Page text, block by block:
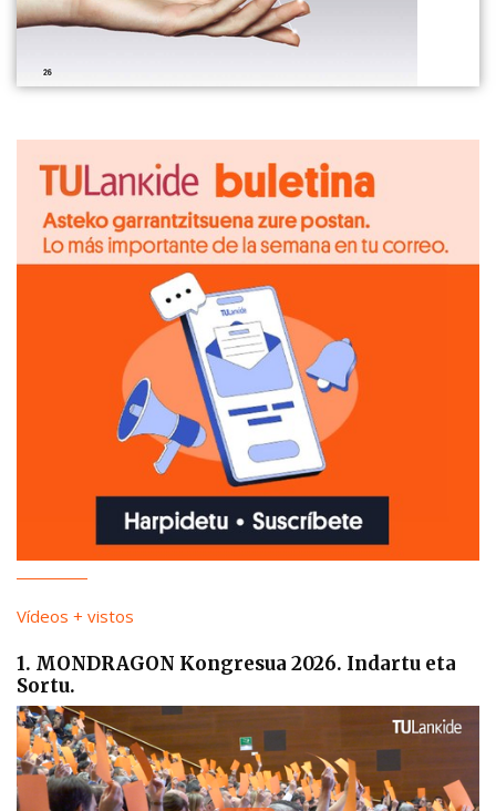
Vídeos + vistos
1. MONDRAGON Kongresua 2026. Indartu eta
Sortu.